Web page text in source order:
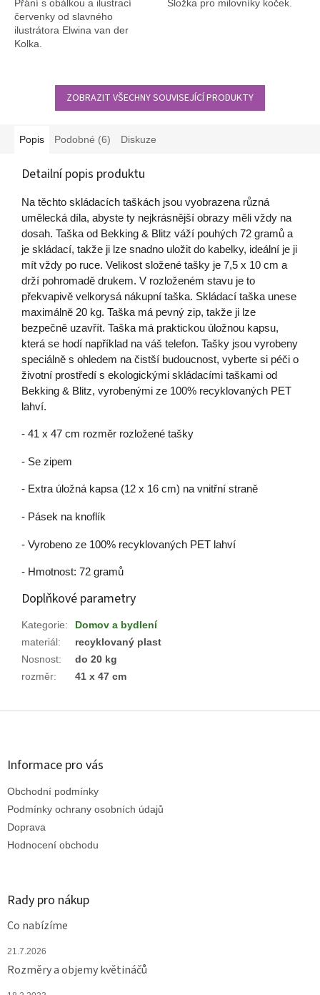
Přání s obálkou a ilustrací
červenky od slavného
ilustrátora Elwina van der
Kolka.
Složka pro milovníky koček.
ZOBRAZIT VŠECHNY SOUVISEJÍCÍ PRODUKTY
Popis Podobné (6) Diskuze
Detailní popis produktu
Na těchto skládacích taškách jsou vyobrazena různá
umělecká díla, abyste ty nejkrásnější obrazy měli vždy na
dosah. Taška od Bekking & Blitz váží pouhých 72 gramů a
je skládací, takže ji lze snadno uložit do kabelky, ideální je ji
mít vždy po ruce. Velikost složené tašky je 7,5 x 10 cm a
drží pohromadě drukem. V rozloženém stavu je to
překvapivě velkorysá nákupní taška. Skládací taška unese
maximálně 20 kg. Taška má pevný zip, takže ji lze
bezpečně uzavřít. Taška má praktickou úložnou kapsu,
která se hodí například na váš telefon. Tašky jsou vyrobeny
speciálně s ohledem na čistší budoucnost, vyberte si péči o
životní prostředí s ekologickými skládacími taškami od
Bekking & Blitz, vyrobenými ze 100% recyklovaných PET
lahví.
- 41 x 47 cm rozměr rozložené tašky
- Se zipem
- Extra úložná kapsa (12 x 16 cm) na vnitřní straně
- Pásek na knoflík
- Vyrobeno ze 100% recyklovaných PET lahví
- Hmotnost: 72 gramů
Doplňkové parametry
Kategorie:
Domov a bydlení
materiál:
recyklovaný plast
Nosnost:
do 20 kg
rozměr: 41 x 47 cm
Z
Informace pro vás
Obchodní podmínky
Podmínky ochrany osobních údajů
Doprava
Hodnocení obchodu
Rady pro nákup
Co nabízíme
21.7.2026
Rozměry a objemy květináčů